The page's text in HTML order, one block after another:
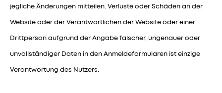
jegliche Änderungen mitteilen. Verluste oder Schäden an der
Website oder der Verantwortlichen der Website oder einer
Drittperson aufgrund der Angabe falscher, ungenauer oder
unvollständiger Daten in den Anmeldeformularen ist einzige
Verantwortung des Nutzers.